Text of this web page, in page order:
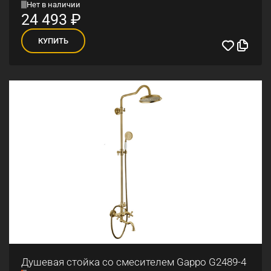
Нет в наличии
24 493 ₽
КУПИТЬ
Душевая стойка со смесителем Gappo G2489-4